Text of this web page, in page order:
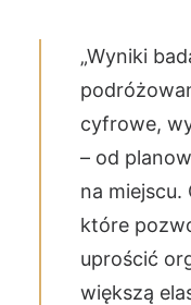
„Wyniki
cyfrowe,
– od
na miejscu.
które
uprościć
większą